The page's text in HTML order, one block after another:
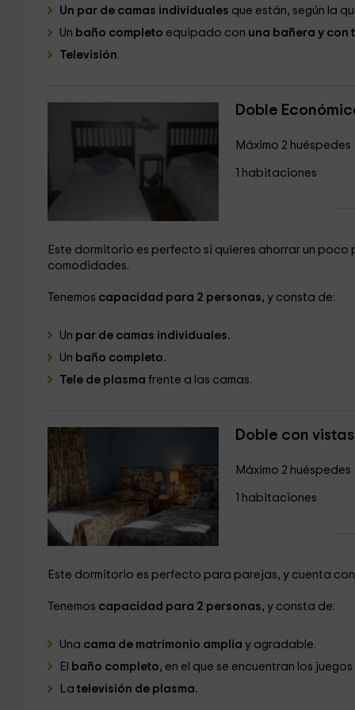
Un par de camas individuales que están, según la
Un baño completo equipado con una bañera y con
Televisión.
Doble
Máximo 2 huéspedes
1 habitaciones
Este dormitorio es perfecto si quieres ahorrar un
comodidades.
Tenemos capacidad para 2 personas, y consta de:
Un par de camas individuales.
Un baño completo.
Tele de plasma frente a las camas.
Doble con vistas
Máximo 2 huéspedes
1 habitaciones
Este dormitorio es perfecto para parejas, y cuenta
Tenemos capacidad para 2 personas, y consta de:
Una cama de matrimonio amplia y agradable.
El baño completo, en el que se encuentran los
La televisión de plasma.